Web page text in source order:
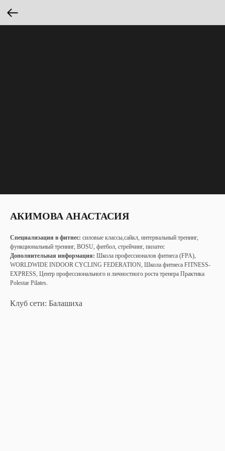
АКИМОВА АНАСТАСИЯ
Специализация в фитнес: силовые классы,сайкл, интервальный тренинг,
функциональный тренинг, BOSU, фитбол, стрейчинг, пилатес
Дополнительная информация: Школа профессионалов фитнеса (FPA),
WORLDWIDE INDOOR CYCLING FEDERATION, Школа фитнеса FITNESS-
EXPRESS, Центр профессионального и личностного роста тренера Практика
Polestar Pilates.
Клуб сети: Балашиха